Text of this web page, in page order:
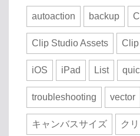
autoaction backup
Clip Studio Assets
iOS iPad List
troubleshooting vector
キャンバスサイズ ク